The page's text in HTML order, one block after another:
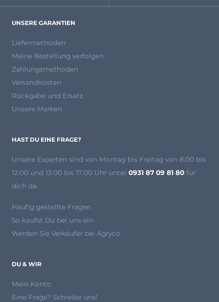
UNSERE GARANTIEN
Liefermethoden
Meine Bestellung verfolgen
Zahlungsmethoden
Versandkosten
Rückgabe und Ersatz
Unsere Marken
HAST DU EINE FRAGE?
Unsere Experten sind von Montag bis Freitag von 8:00 bis
12:00 und 13:00 bis 17:00 Uhr unter 0931 87 09 81 80 für
dich da.
Häufig gestellte Fragen
So kaufst Du bei uns ein
Werden Sie Verkäufer bei Agryco
DU & WIR
Mein Konto
Eine Frage? Schreibe uns!